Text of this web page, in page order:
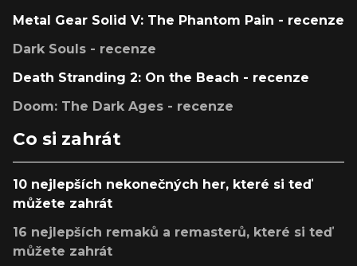
Metal Gear Solid V: The Phantom Pain - recenze
Dark Souls - recenze
Death Stranding 2: On the Beach - recenze
Doom: The Dark Ages - recenze
Co si zahrát
10 nejlepších nekonečných her, které si teď
můžete zahrát
16 nejlepších remaků a remasterů, které si teď
můžete zahrát